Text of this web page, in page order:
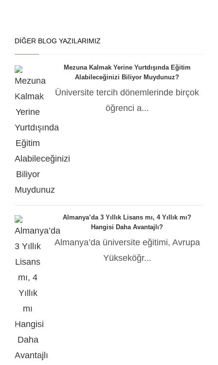
DIĞER BLOG YAZILARIMIZ
Mezuna Kalmak Yerine Yurtdışında Eğitim
Alabileceğinizi Biliyor Muydunuz?
Üniversite tercih dönemlerinde birçok
öğrenci a...
Almanya’da 3 Yıllık Lisans mı, 4 Yıllık mı?
Hangisi Daha Avantajlı?
Almanya’da üniversite eğitimi, Avrupa
Yükseköğr...